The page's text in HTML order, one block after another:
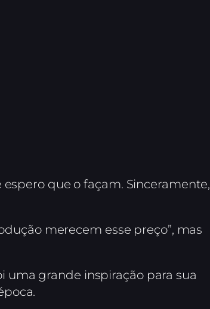
espero que o façam. Sinceramente,
merecem esse preço”, mas
uma grande inspiração para sua